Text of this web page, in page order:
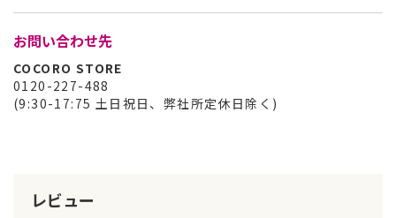
お問い合わせ先
COCORO STORE
0120-227-488
(9:30-17:75 土日祝日、弊社所定休日除く)
レビュー